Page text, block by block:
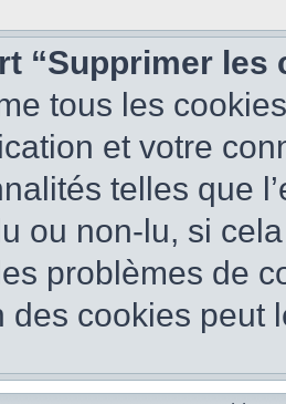
“Supprimer les
tous les
et votre
telles que
ou non-lu, si
problèmes de
des cookies peut